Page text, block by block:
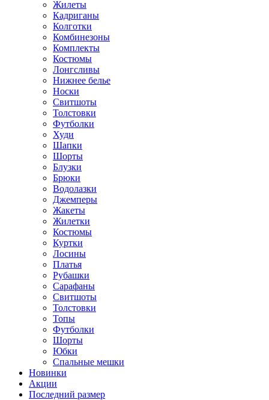
Жилеты
Кадриганы
Колготки
Комбинезоны
Комплекты
Костюмы
Лонгсливы
Нижнее белье
Носки
Свитшоты
Толстовки
Футболки
Худи
Шапки
Шорты
Блузки
Брюки
Водолазки
Джемперы
Жакеты
Жилетки
Костюмы
Куртки
Лосины
Платья
Рубашки
Сарафаны
Свитшоты
Толстовки
Топы
Футболки
Шорты
Юбки
Спальные мешки
Новинки
Акции
Последний размер